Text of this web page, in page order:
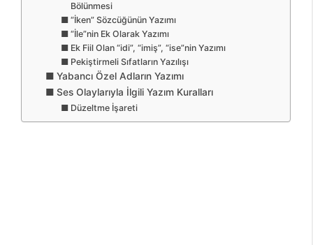
Bölünmesi
“İken” Sözcüğünün Yazımı
“İle”nin Ek Olarak Yazımı
Ek Fiil Olan “idi”, “imiş”, “ise”nin Yazımı
Pekiştirmeli Sıfatların Yazılışı
Yabancı Özel Adların Yazımı
Ses Olaylarıyla İlgili Yazım Kuralları
Düzeltme İşareti